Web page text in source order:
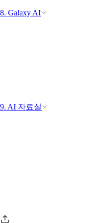
8. Galaxy AI
9. AI 자료실